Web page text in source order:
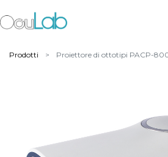
Prodotti Proiettore di ottotipi PACP-